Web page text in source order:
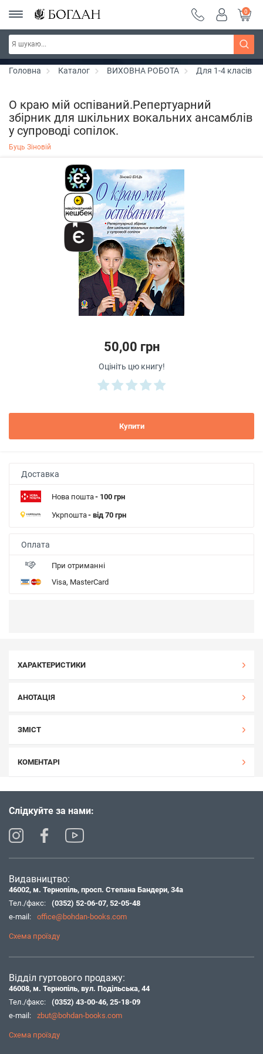
РОЗПРОДАЖ ~ 150 грн ~ 200 грн ~ 250 грн ~
300 грн ~ РОЗПРОДАЖ
Дізнатись більше
0
Головна Каталог ВИХОВНА РОБОТА Для 1-4 класів
О краю мій оспіваний.Репертуарний
збірник для шкільних вокальних ансамблів
у супроводі сопілок.
Буць Зіновій
50,00 грн
Оцініть цю книгу!
Купити
Доставка
Нова пошта- 100 грн
Укрпошта- від 70 грн
Оплата
При отриманні
Visa, MasterCard
ХАРАКТЕРИСТИКИ
АНОТАЦІЯ
ЗМІСТ
КОМЕНТАРІ
Слідкуйте за нами:
Видавництво:
46002, м. Тернопіль, просп. Степана Бандери, 34а
Тел./факс:
(0352) 52-06-07, 52-05-48
e-mail:
office@bohdan-books.com
Схема проїзду
Відділ гуртового продажу:
46008, м. Тернопіль, вул. Подільська, 44
Тел./факс:
(0352) 43-00-46, 25-18-09
e-mail:
zbut@bohdan-books.com
Схема проїзду